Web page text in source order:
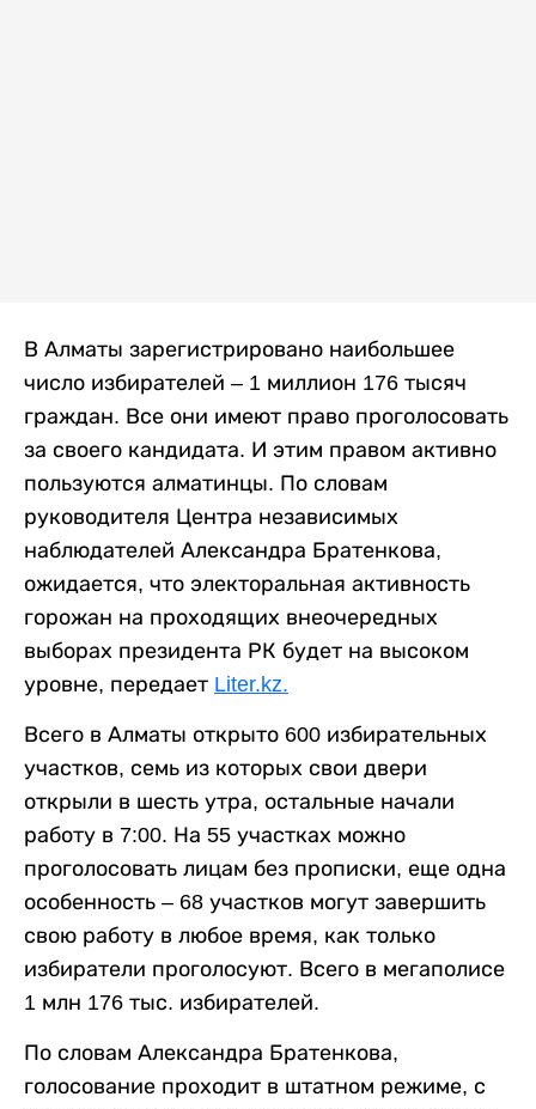
В Алматы зарегистрировано наибольшее
число избирателей – 1 миллион 176 тысяч
граждан. Все они имеют право проголосовать
за своего кандидата. И этим правом активно
пользуются алматинцы. По словам
руководителя Центра независимых
наблюдателей Александра Братенкова,
ожидается, что электоральная активность
горожан на проходящих внеочередных
выборах президента РК будет на высоком
уровне, передает Liter.kz.
Всего в Алматы открыто 600 избирательных
участков, семь из которых свои двери
открыли в шесть утра, остальные начали
работу в 7:00. На 55 участках можно
проголосовать лицам без прописки, еще одна
особенность – 68 участков могут завершить
свою работу в любое время, как только
избиратели проголосуют. Всего в мегаполисе
1 млн 176 тыс. избирателей.
По словам Александра Братенкова,
голосование проходит в штатном режиме, с